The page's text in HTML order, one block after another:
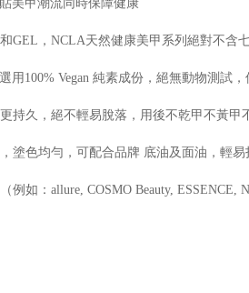
美甲潮流同時保障健康
GEL，NCLA天然健康美甲系列絕對不含
用100% Vegan 純素成份，絕無動物測試
持久，絕不輕易脫落，用後不乾甲不黃甲
塗色均勻，可配合品牌 底油及面油，輕易
如：allure, COSMO Beauty, ESSENCE,